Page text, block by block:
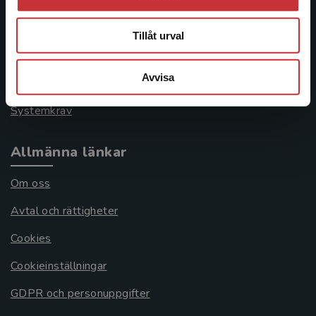
Tillåt urval
Avvisa
Frågor och svar
Systemkrav
Allmänna länkar
Om oss
Avtal och rättigheter
Cookies
Cookieinställningar
GDPR och personuppgifter